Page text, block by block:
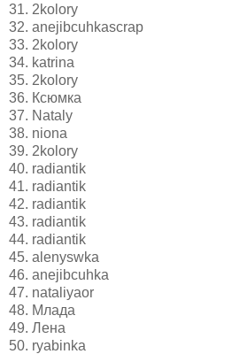
31. 2kolory
32. anejibcuhkascrap
33. 2kolory
34. katrina
35. 2kolory
36. Ксюмка
37. Nataly
38. niona
39. 2kolory
40. radiantik
41. radiantik
42. radiantik
43. radiantik
44. radiantik
45. alenyswka
46. anejibcuhka
47. nataliyaor
48. Млада
49. Лена
50. ryabinka